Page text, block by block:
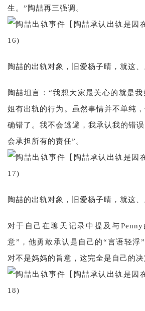
生。”陶喆再三强调。
陶喆的出轨对象，旧爱杨子晴，就这、
陶喆坦言：“我想大家最关心的就是
姐有出轨的行为。虽然事情并不单纯
确错了。我不会逃避，我承认我的错
会承担所有的责任”。
陶喆的出轨对象，旧爱杨子晴，就这、
对于自己在聊天记录中提及与
意”，他勇敢承认是自己的“言语轻浮
对不是妈妈的旨意，这完全是自己的决